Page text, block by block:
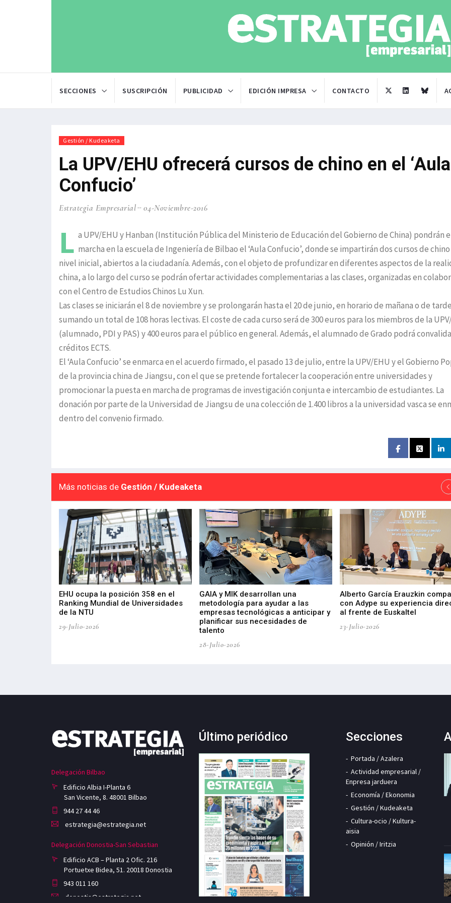
SECCIONES SUSCRIPCIÓN PUBLICIDAD EDICIÓN IMPRESA CONTACTO
Gestión / Kudeaketa
La UPV/EHU ofrecerá cursos de chino en el ‘Aula
Confucio’
Estrategia Empresarial 04-Noviembre-2016
L a UPV/EHU y Hanban (Institución Pública del Ministerio de Educación del Gobierno de China) pondrán
marcha en la escuela de Ingeniería de Bilbao el ‘Aula Confucio’, donde se impartirán dos cursos de
nivel inicial, abiertos a la ciudadanía. Además, con el objeto de profundizar en diferentes aspectos de la
china, a lo largo del curso se podrán ofertar actividades complementarias a las clases, organizadas en
con el Centro de Estudios Chinos Lu Xun.
Las clases se iniciarán el 8 de noviembre y se prolongarán hasta el 20 de junio, en horario de mañana o de
sumando un total de 108 horas lectivas. El coste de cada curso será de 300 euros para los miembros de la
(alumnado, PDI y PAS) y 400 euros para el público en general. Además, el alumnado de Grado podrá
créditos ECTS.
El ‘Aula Confucio’ se enmarca en el acuerdo firmado, el pasado 13 de julio, entre la UPV/EHU y el Gobierno
de la provincia china de Jiangsu, con el que se pretende fortalecer la cooperación entre universidades y
promocionar la puesta en marcha de programas de investigación conjunta e intercambio de estudiantes. La
donación por parte de la Universidad de Jiangsu de una colección de 1.400 libros a la universidad vasca se
dentro del convenio firmado.
Más noticias de Gestión / Kudeaketa
EHU ocupa la posición 358 en el
Ranking Mundial de Universidades
de la NTU
29-Julio-2026
GAIA y MIK desarrollan una
metodología para ayudar a las
empresas tecnológicas a anticipar y
planificar sus necesidades de
talento
28-Julio-2026
Alberto García Erauzkin
con Adype su experiencia
al frente de Euskaltel
23-Julio-2026
Delegación Bilbao
Edificio Albia I-Planta 6
San Vicente, 8. 48001 Bilbao
944 27 44 46
estrategia@estrategia.net
Delegación Donostia-San Sebastian
Edificio ACB – Planta 2 Ofic. 216
Portuetxe Bidea, 51. 20018 Donostia
943 011 160
donostia@estrategia.net
Último periódico Secciones
Portada / Azalera
Actividad empresarial /
Enpresa jarduera
Economía / Ekonomia
Gestión / Kudeaketa
Cultura-ocio / Kultura-
aisia
Opinión / Iritzia